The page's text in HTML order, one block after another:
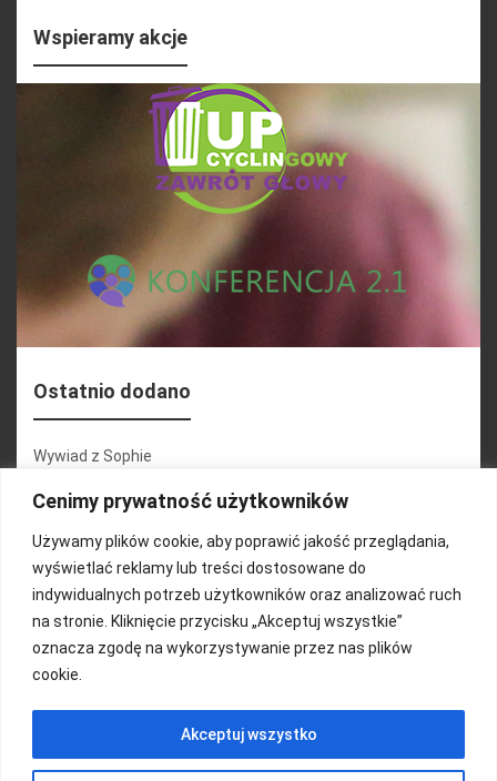
Cenimy prywatność użytkowników
Używamy plików cookie, aby poprawić jakość przeglądania,
wyświetlać reklamy lub treści dostosowane do
indywidualnych potrzeb użytkowników oraz analizować ruch
na stronie. Kliknięcie przycisku „Akceptuj wszystkie”
oznacza zgodę na wykorzystywanie przez nas plików
cookie.
Akceptuj wszystko
Wspieramy akcje
Ostatnio dodano
Wywiad z Sophie
Konferencja 2.1
Martyna Wojciechowska
Relacja zdjęciowa 25.09.2024r (cz.2)
Wywiady z uczestnikami
FUNDACJA KOLOROWO